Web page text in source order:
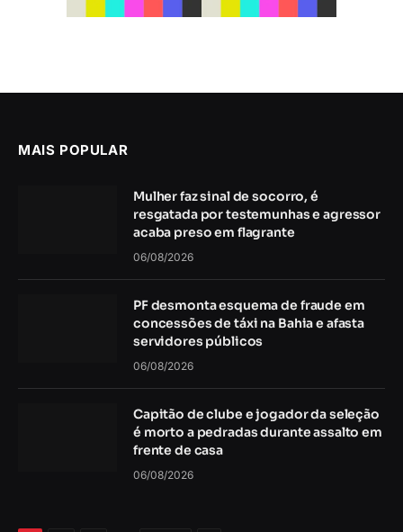
MAIS POPULAR
Mulher faz sinal de socorro, é
resgatada por testemunhas e agressor
acaba preso em flagrante
06/08/2026
PF desmonta esquema de fraude em
concessões de táxi na Bahia e afasta
servidores públicos
06/08/2026
Capitão de clube e jogador da seleção
é morto a pedradas durante assalto em
frente de casa
06/08/2026